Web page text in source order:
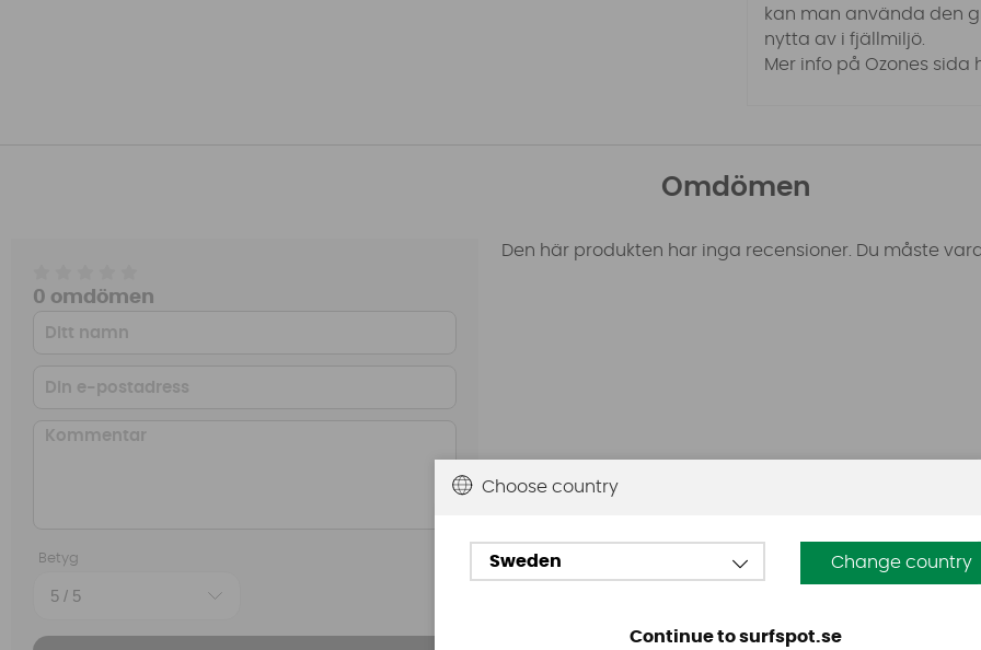
kan man använda den
nytta av i fjällmiljö.
Mer info på Ozones sida
Omdömen
0 omdömen
Betyg
Den här produkten har inga recensioner. Du måste
Choose country
Sweden Change country
Continue to surfspot.se